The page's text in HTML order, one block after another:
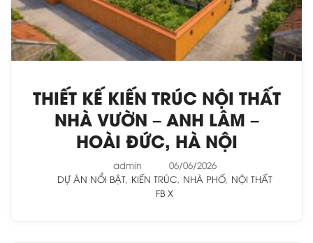
THIẾT KẾ KIẾN TRÚC NỘI THẤT
NHÀ VƯỜN – ANH LÂM –
HOÀI ĐỨC, HÀ NỘI
admin
06/06/2026
DỰ ÁN NỔI BẬT, KIẾN TRÚC, NHÀ PHỐ, NỘI THẤT
FB X